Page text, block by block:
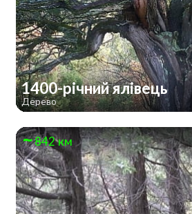
1400-річний ялівець
Дерево
842 км